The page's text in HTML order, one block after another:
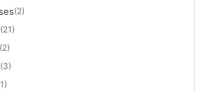
(2)
(21)
(2)
(3)